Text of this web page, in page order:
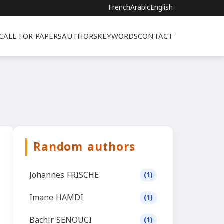
FrenchArabicEnglish
FOR PAPERSAUTHORSKEYWORDSCONTACT
Random authors
Johannes FRISCHE (1)
Imane HAMDI (1)
Bachir SENOUCI (1)